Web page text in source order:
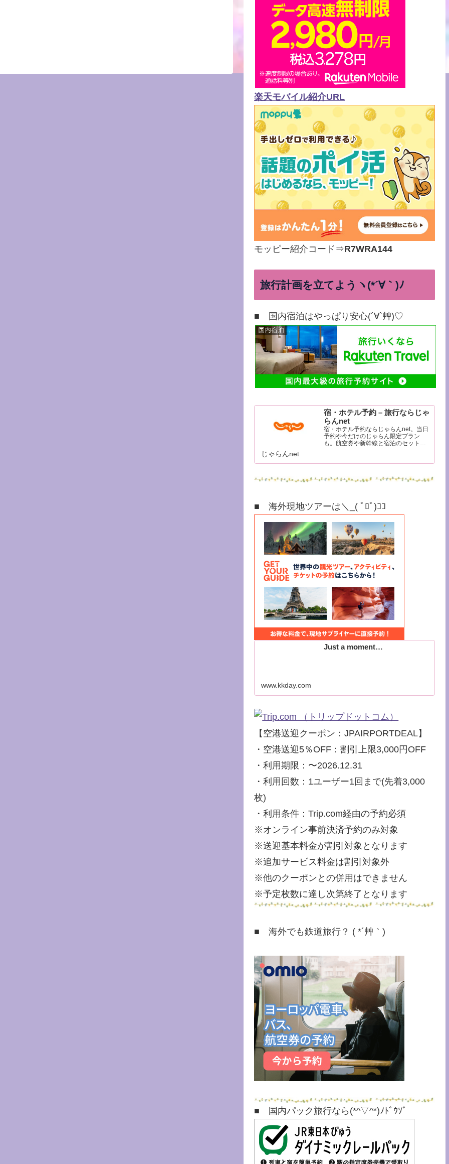
楽天モバイル紹介URL
モッピー紹介コード⇒R7WRA144
旅行計画を立てようヽ(*´∀｀)ﾉ
■ 国内宿泊はやっぱり安心(´∀`艸)♡
宿・ホテル予約 – 旅行ならじゃ
らんnet
宿・ホテル予約ならじゃらんnet。当日
予約や今だけのじゃらん限定プラン
も。航空券や新幹線と宿泊のセットで
せて簡単検索。豊富な観光情報と口コ
じゃらんnet
■ 海外現地ツアーは＼_( ﾟﾛﾟ)ｺｺ
Just a moment…
www.kkday.com
【空港送迎クーポン：JPAIRPORTDEAL】
・空港送迎5％OFF：割引上限3,000円OFF
・利用期限：〜2026.12.31
・利用回数：1ユーザー1回まで(先着3,000
枚)
・利用条件：Trip.com経由の予約必須
※オンライン事前決済予約のみ対象
※送迎基本料金が割引対象となります
※追加サービス料金は割引対象外
※他のクーポンとの併用はできません
※予定枚数に達し次第終了となります
■ 海外でも鉄道旅行？ ( *´艸｀)
■ 国内パック旅行なら(*^▽^*)ﾉﾄﾞｳｿﾞ